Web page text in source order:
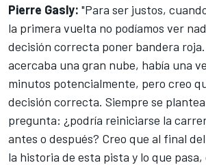
Pierre Gasly: "Para ser justos,
la primera vuelta no podíamos ver
decisión correcta poner bandera
acercaba una gran nube, había una
minutos potencialmente, pero creo
decisión correcta. Siempre se
pregunta: ¿podría reiniciarse la
antes o después? Creo que al final
la historia de esta pista y lo que